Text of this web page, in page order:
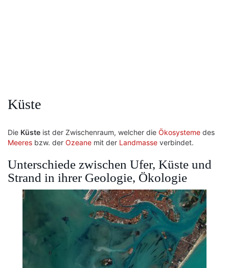
Küste
Die Küste ist der Zwischenraum, welcher die Ökosysteme des
Meeres bzw. der Ozeane mit der Landmasse verbindet.
Unterschiede zwischen Ufer, Küste und
Strand in ihrer Geologie, Ökologie